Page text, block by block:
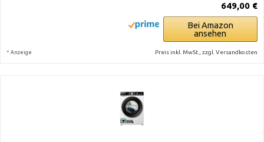
649,00 €
Bei Amazon
ansehen
* Anzeige Preis inkl. MwSt., zzgl. Versandkosten